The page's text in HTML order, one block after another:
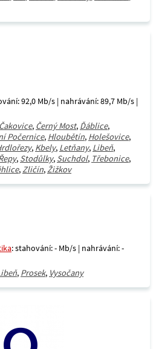
92,0 Mb/s | nahrávání: 89,7 Mb/s |
Čakovice, Černý Most, Ďáblice,
Počernice, Hloubětín, Holešovice,
, Kbely, Letňany, Libeň,
, Stodůlky, Suchdol, Třebonice,
,Zličín,Žižkov
: stahování: - Mb/s | nahrávání: -
, Prosek, Vysočany